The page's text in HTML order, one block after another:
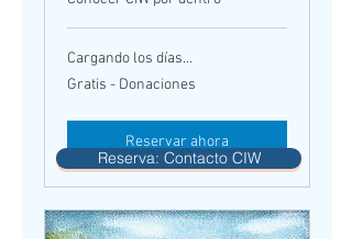
Cargando los días...
Gratis
-Gratis - Donaciones
Reservar ahora
Reserva: Contacto CIW